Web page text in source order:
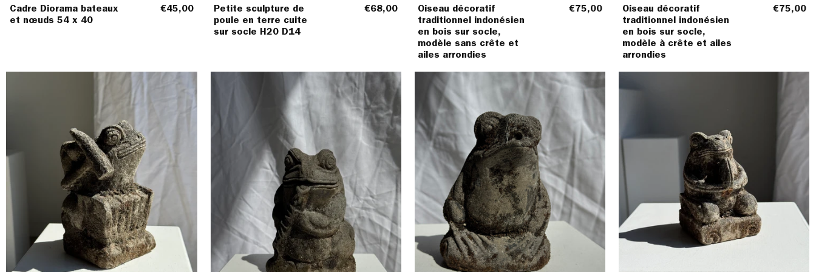
Cadre Diorama bateaux
et nœuds 54 x 40
€45,00
Petite sculpture de
poule en terre cuite
sur socle H20 D14
€68,00
Oiseau décoratif
traditionnel indonésien
en bois sur socle,
modèle sans crête et
ailes arrondies
€75,00
Oiseau décoratif
traditionnel indonésien
en bois sur socle,
modèle à crête et ailes
arrondies
€75,00
grenouille
sculpture
de
pierre
calcaire
balinaise
au
métallophone
H20
l11,5
L11
grenouille
sculpture
de
pierre
joueuse
de
flûte
H18
L12
l10
Petite
grenouille
pierre
calcaire
balinaise
H14
l10,5
L10
calcaire
balinaise
prieuse
(petite)
H13
L8
l7,5